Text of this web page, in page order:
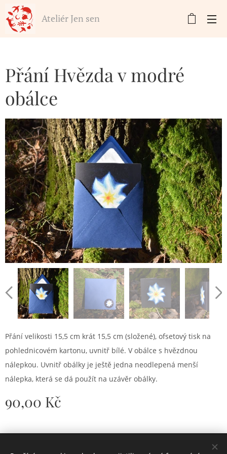
Ateliér Jen sen
Přání Hvězda v modré
obálce
Přání velikosti 15,5 cm krát 15,5 cm (složené), ofsetový tisk na
pohlednicovém kartonu, uvnitř bílé. V obálce s hvězdnou
nálepkou. Uvnitř obálky je ještě jedna neodlepená menší
nálepka, která se dá použít na uzávěr obálky.
90,00 Kč